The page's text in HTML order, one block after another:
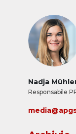
Nadja
Responsabile